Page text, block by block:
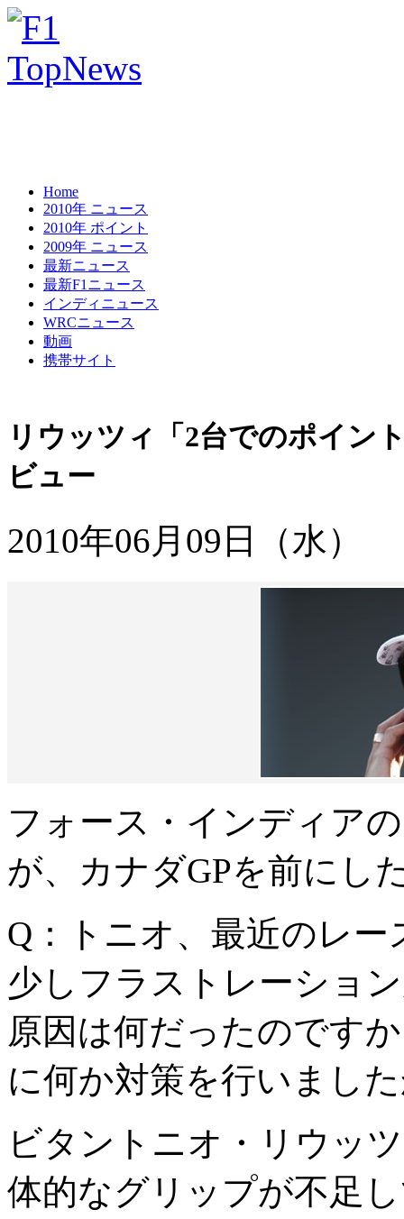
Home
2010年 ニュース
2010年 ポイント
2009年 ニュース
最新ニュース
最新F1ニュース
インディニュース
WRCニュース
動画
携帯サイト
リウッツィ「2台でのポイン
ビュー
2010年06月09日（水）
フォース・インディア
が、カナダGPを前にし
Q：トニオ、最近のレ
少しフラストレーショ
原因は何だったのです
に何か対策を行いまし
ビタントニオ・リウッ
体的なグリップが不足